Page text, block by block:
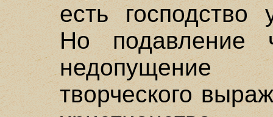
есть господство
Но подавление
недопущение
творческого